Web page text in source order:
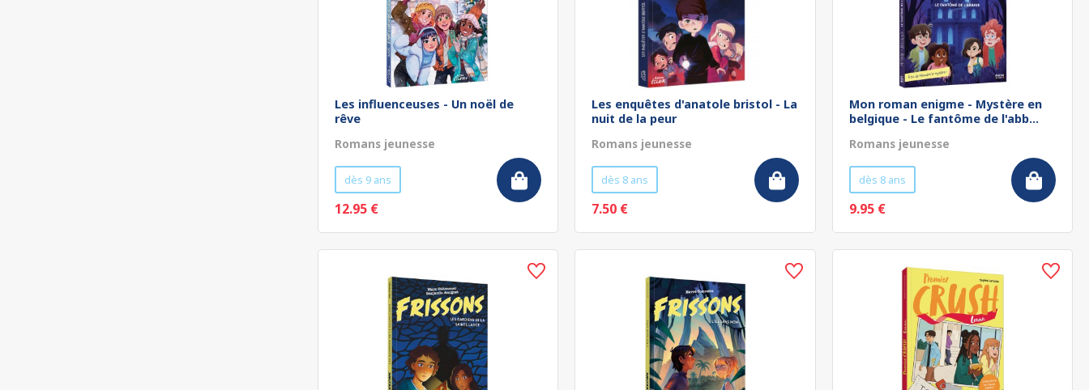
Les influenceuses - Un noël de
rêve
Romans jeunesse
dès 9 ans
12.95 €
Les enquêtes d'anatole bristol - La
nuit de la peur
Romans jeunesse
dès 8 ans
7.50 €
Mon roman enigme - Mystère en
belgique - Le fantôme de l'abb...
Romans jeunesse
dès 8 ans
9.95 €